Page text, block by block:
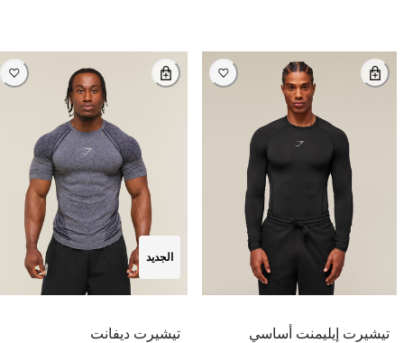
تيشيرت إيليمنت أساسي
الجديد
تيشيرت ديفانت